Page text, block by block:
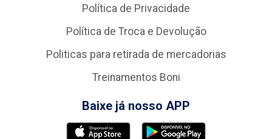
Política de Privacidade
Política de Troca e Devolução
Politicas para retirada de mercadorias
Treinamentos Boni
Baixe já nosso APP